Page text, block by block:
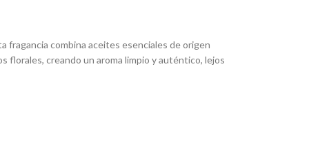
fragancia combina aceites esenciales de origen
florales, creando un aroma limpio y auténtico, lejos